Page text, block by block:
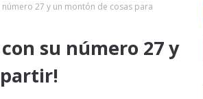
número 27 y un montón de cosas para
su número 27 y